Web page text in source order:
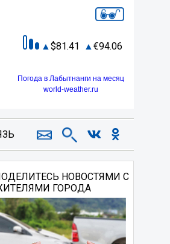
81.41 94.06
Погода в Лабытнанги на месяц
world-weather.ru
НОВОСТЯМИ С
ГОРОДА